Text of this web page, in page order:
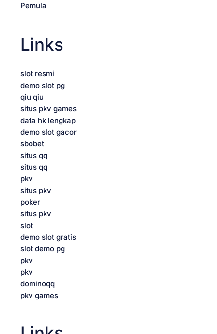
Pemula
Links
slot resmi
demo slot pg
qiu qiu
situs pkv games
data hk lengkap
demo slot gacor
sbobet
situs qq
situs qq
pkv
situs pkv
poker
situs pkv
slot
demo slot gratis
slot demo pg
pkv
pkv
dominoqq
pkv games